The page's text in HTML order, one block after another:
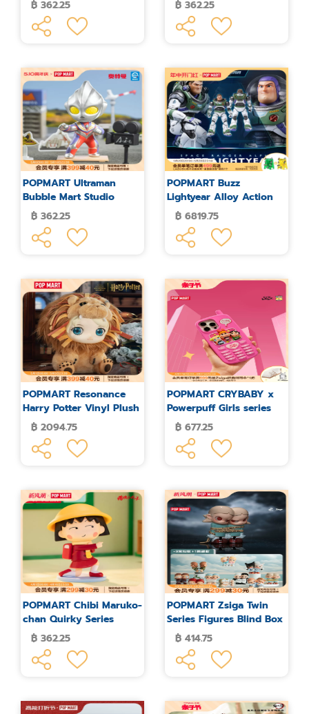
Figure Blind Box
฿ 362.25 ฿ 362.25
POPMART Ultraman
Bubble Mart Studio
Series Figures Blind Box
฿ 362.25
POPMART Buzz
Lightyear Alloy Action
Figure
฿ 6819.75
POPMART Resonance
Harry Potter Vinyl Plush
Doll Lion
฿ 2094.75
POPMART CRYBABY x
Powerpuff Girls series
case iPhone
฿ 677.25
POPMART Chibi Maruko-
chan Quirky Series
Figure Blind Box
฿ 362.25
POPMART Zsiga Twin
Series Figures Blind Box
฿ 414.75